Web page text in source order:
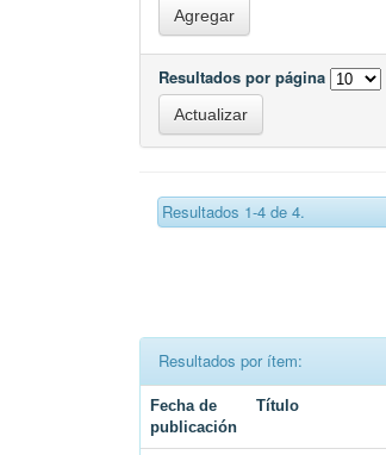
Resultados por página
Resultados 1-4 de 4.
Resultados por ítem:
Fecha de
publicación
Título